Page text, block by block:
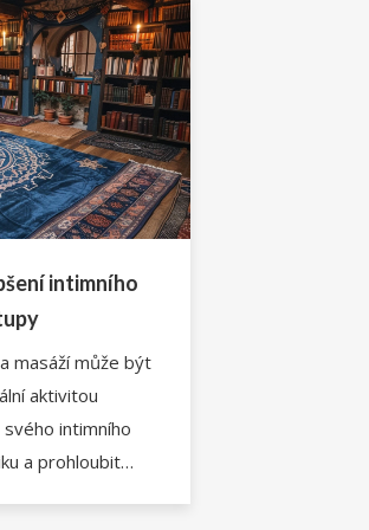
intimního
masáží může být
aktivitou
intimního
a prohloubit